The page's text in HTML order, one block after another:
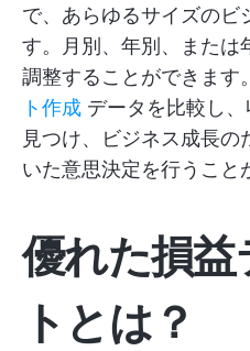
で、あらゆるサイズのビ
す。月別、年別、または
調整することができます
ト作成 データを比較し
見つけ、ビジネス成長
いた意思決定を行うこと
優れた損
トとは？